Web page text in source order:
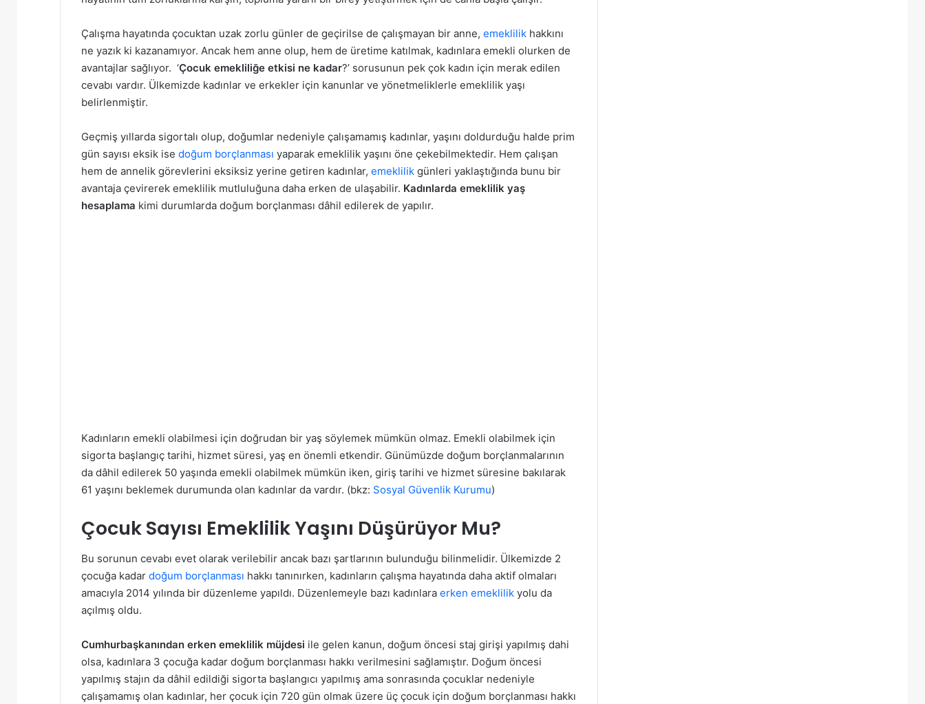
Çalışma hayatında çocuktan uzak zorlu günler de geçirilse de çalışmayan bir anne, emeklilik hakkını
ne yazık ki kazanamıyor. Ancak hem anne olup, hem de üretime katılmak, kadınlara emekli olurken de
avantajlar sağlıyor. ‘Çocuk emekliliğe etkisi ne kadar?’ sorusunun pek çok kadın için merak edilen
cevabı vardır. Ülkemizde kadınlar ve erkekler için kanunlar ve yönetmeliklerle emeklilik yaşı
belirlenmiştir.
Geçmiş yıllarda sigortalı olup, doğumlar nedeniyle çalışamamış kadınlar, yaşını doldurduğu halde prim
gün sayısı eksik ise doğum borçlanması yaparak emeklilik yaşını öne çekebilmektedir. Hem çalışan
hem de annelik görevlerini eksiksiz yerine getiren kadınlar, emeklilik günleri yaklaştığında bunu bir
avantaja çevirerek emeklilik mutluluğuna daha erken de ulaşabilir. Kadınlarda emeklilik yaş
hesaplama kimi durumlarda doğum borçlanması dâhil edilerek de yapılır.
Kadınların emekli olabilmesi için doğrudan bir yaş söylemek mümkün olmaz. Emekli olabilmek için
sigorta başlangıç tarihi, hizmet süresi, yaş en önemli etkendir. Günümüzde doğum borçlanmalarının
da dâhil edilerek 50 yaşında emekli olabilmek mümkün iken, giriş tarihi ve hizmet süresine bakılarak
61 yaşını beklemek durumunda olan kadınlar da vardır. (bkz: Sosyal Güvenlik Kurumu)
Çocuk Sayısı Emeklilik Yaşını Düşürüyor Mu?
Bu sorunun cevabı evet olarak verilebilir ancak bazı şartlarının bulunduğu bilinmelidir. Ülkemizde 2
çocuğa kadar doğum borçlanması hakkı tanınırken, kadınların çalışma hayatında daha aktif olmaları
amacıyla 2014 yılında bir düzenleme yapıldı. Düzenlemeyle bazı kadınlara erken emeklilik yolu da
açılmış oldu.
Cumhurbaşkanından erken emeklilik müjdesi ile gelen kanun, doğum öncesi staj girişi yapılmış dahi
olsa, kadınlara 3 çocuğa kadar doğum borçlanması hakkı verilmesini sağlamıştır. Doğum öncesi
yapılmış stajın da dâhil edildiği sigorta başlangıcı yapılmış ama sonrasında çocuklar nedeniyle
çalışamamış olan kadınlar, her çocuk için 720 gün olmak üzere üç çocuk için doğum borçlanması hakkı